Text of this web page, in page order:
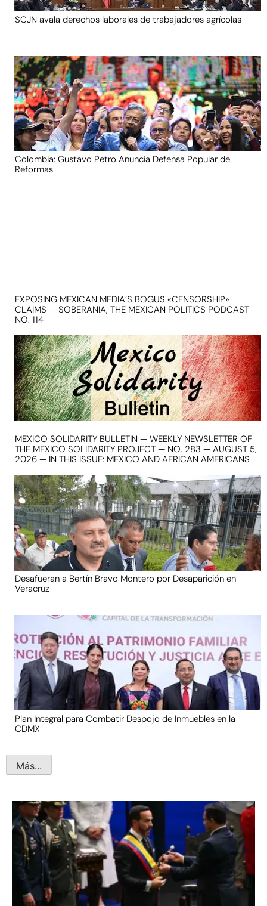
SCJN avala derechos laborales de trabajadores agrícolas
Colombia: Gustavo Petro Anuncia Defensa Popular de
Reformas
EXPOSING MEXICAN MEDIA’S BOGUS «CENSORSHIP»
CLAIMS — SOBERANIA, THE MEXICAN POLITICS PODCAST —
NO. 114
MEXICO SOLIDARITY BULLETIN — WEEKLY NEWSLETTER OF
THE MEXICO SOLIDARITY PROJECT — NO. 283 — AUGUST 5,
2026 — IN THIS ISSUE: MEXICO AND AFRICAN AMERICANS
Desafueran a Bertín Bravo Montero por Desaparición en
Veracruz
Plan Integral para Combatir Despojo de Inmuebles en la
CDMX
Más...